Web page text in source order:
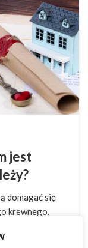
jest
domagać się
krewnego.